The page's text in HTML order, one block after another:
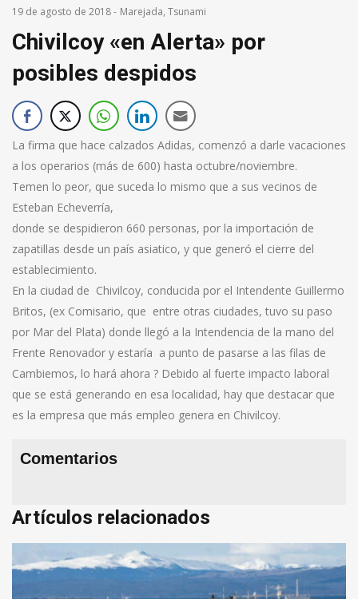
19 de agosto de 2018- Marejada, Tsunami
Chivilcoy «en Alerta» por
posibles despidos
La firma que hace calzados Adidas, comenzó a darle vacaciones
a los operarios (más de 600) hasta octubre/noviembre.
Temen lo peor, que suceda lo mismo que a sus vecinos de
Esteban Echeverría,
donde se despidieron 660 personas, por la importación de
zapatillas desde un país asiatico, y que generó el cierre del
establecimiento.
En la ciudad de Chivilcoy, conducida por el Intendente Guillermo
Britos, (ex Comisario, que entre otras ciudades, tuvo su paso
por Mar del Plata) donde llegó a la Intendencia de la mano del
Frente Renovador y estaría a punto de pasarse a las filas de
Cambiemos, lo hará ahora ? Debido al fuerte impacto laboral
que se está generando en esa localidad, hay que destacar que
es la empresa que más empleo genera en Chivilcoy.
Comentarios
Artículos relacionados